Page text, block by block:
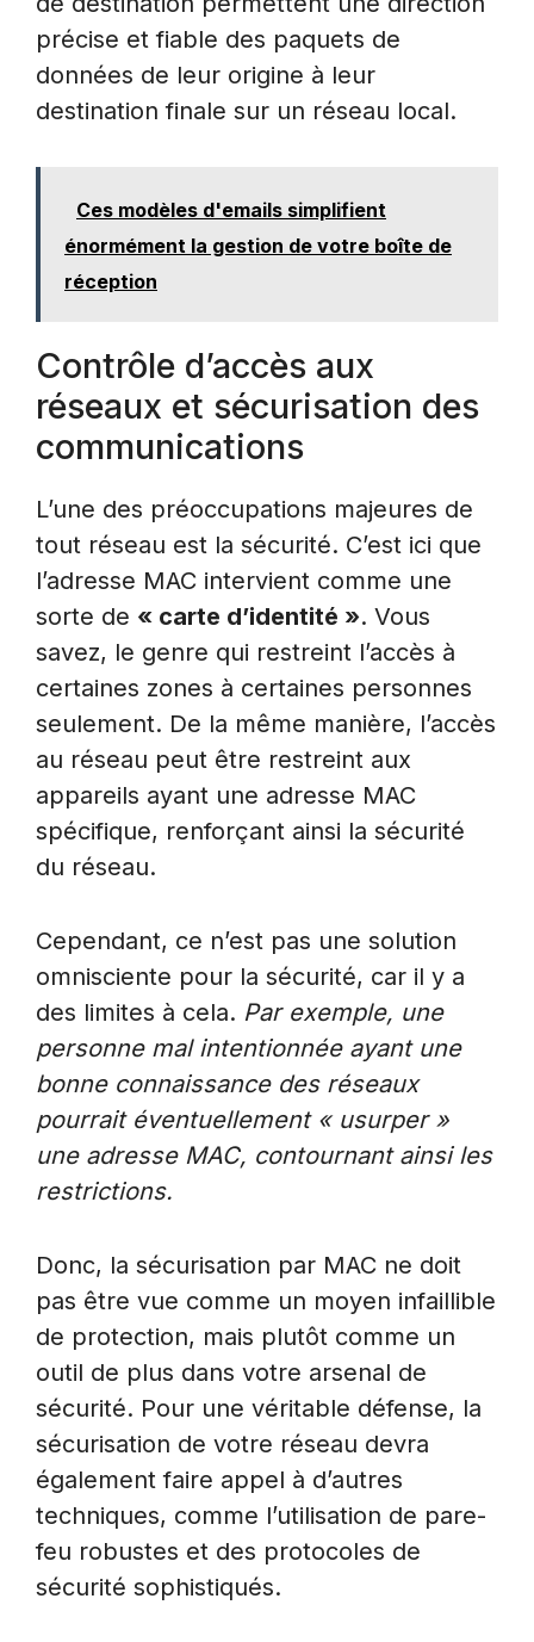
précise et fiable des paquets de
données de leur origine à leur
destination finale sur un réseau local.
Ces modèles d'emails simplifient
énormément la gestion de votre boîte de
réception
Contrôle d’accès aux
réseaux et sécurisation des
communications
L’une des préoccupations majeures de
tout réseau est la sécurité. C’est ici que
l’adresse MAC intervient comme une
sorte de « carte d’identité ». Vous
savez, le genre qui restreint l’accès à
certaines zones à certaines personnes
seulement. De la même manière, l’accès
au réseau peut être restreint aux
appareils ayant une adresse MAC
spécifique, renforçant ainsi la sécurité
du réseau.
Cependant, ce n’est pas une solution
omnisciente pour la sécurité, car il y a
des limites à cela. Par exemple, une
personne mal intentionnée ayant une
bonne connaissance des réseaux
pourrait éventuellement « usurper »
une adresse MAC, contournant ainsi les
restrictions.
Donc, la sécurisation par MAC ne doit
pas être vue comme un moyen infaillible
de protection, mais plutôt comme un
outil de plus dans votre arsenal de
sécurité. Pour une véritable défense, la
sécurisation de votre réseau devra
également faire appel à d’autres
techniques, comme l’utilisation de pare-
feu robustes et des protocoles de
sécurité sophistiqués.